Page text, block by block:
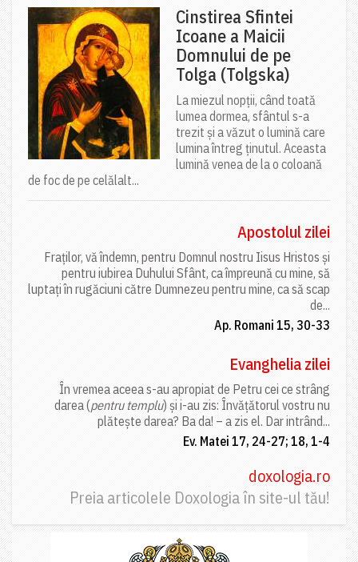
Cinstirea Sfintei
Icoane a Maicii
Domnului de pe
Tolga (Tolgska)
La miezul nopții, când toată
lumea dormea, sfântul s-a
trezit și a văzut o lumină care
lumina întreg ținutul. Aceasta
lumină venea de la o coloană
de foc de pe celălalt...
Apostolul zilei
Fraților, vă îndemn, pentru Domnul nostru Iisus Hristos și
pentru iubirea Duhului Sfânt, ca împreună cu mine, să
luptați în rugăciuni către Dumnezeu pentru mine, ca să scap
de...
Ap. Romani 15, 30-33
Evanghelia zilei
În vremea aceea s-au apropiat de Petru cei ce strâng
darea (pentru templu) și i-au zis: Învățătorul vostru nu
plătește darea? Ba da! – a zis el. Dar intrând...
Ev. Matei 17, 24-27; 18, 1-4
doxologia.ro
Preia articolele Doxologia în site-ul tău!